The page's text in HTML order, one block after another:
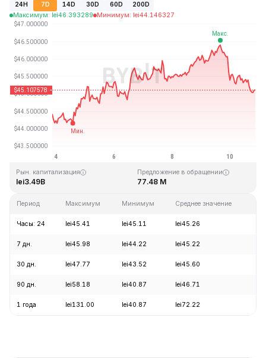
24H 7D 14D 30D 60D
200D
Максимум: lei46.393289 Минимум: lei44.146327
Последнее обновление: 20:32 GMT+0 2026-08-10
Исторический максимум
Рын. капитализация
lei3.49B
Предложение в обращении
77.48 M
Период Максимум Минимум Среднее значение
Часы: 24 lei45.41 lei45.11 lei45.26
7 дн. lei45.98 lei44.22 lei45.22
30 дн. lei47.77 lei43.52 lei45.60
90 дн. lei58.18 lei40.87 lei46.71
1 года lei131.00 lei40.87 lei72.22